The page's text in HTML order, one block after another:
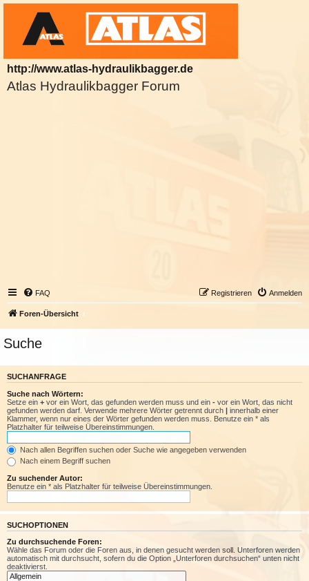
http://www.atlas-hydraulikbagger.de
Atlas Hydraulikbagger Forum
FAQ Anmelden
Registrieren
Foren-Übersicht
Suche
SUCHANFRAGE
Suche nach Wörtern:
Setze ein + vor ein Wort, das gefunden werden muss und ein - vor ein Wort, das nicht
gefunden werden darf. Verwende mehrere Wörter getrennt durch | innerhalb einer
Klammer, wenn nur eines der Wörter gefunden werden muss. Benutze ein * als
Platzhalter für teilweise Übereinstimmungen.
Nach allen Begriffen suchen oder Suche wie angegeben verwenden
Nach einem Begriff suchen
Zu suchender Autor:
Benutze ein * als Platzhalter für teilweise Übereinstimmungen.
SUCHOPTIONEN
Zu durchsuchende Foren:
Wähle das Forum oder die Foren aus, in denen gesucht werden soll. Unterforen werden
automatisch mit durchsucht, sofern du die Option „Unterforen durchsuchen“ unten nicht
deaktivierst.